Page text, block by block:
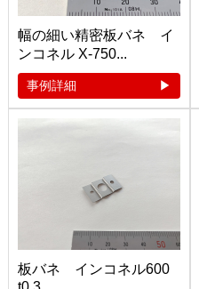
幅の細い精密板バネ イ
ンコネル X-750...
事例詳細
板バネ インコネル600